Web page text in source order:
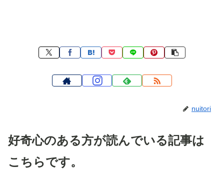
nuitori
好奇心のある方が読んでいる記事は
こちらです。